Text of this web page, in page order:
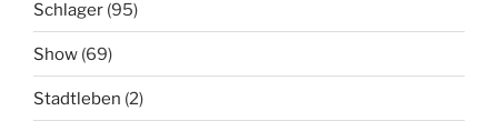
Schlager (95)
Show (69)
Stadtleben (2)